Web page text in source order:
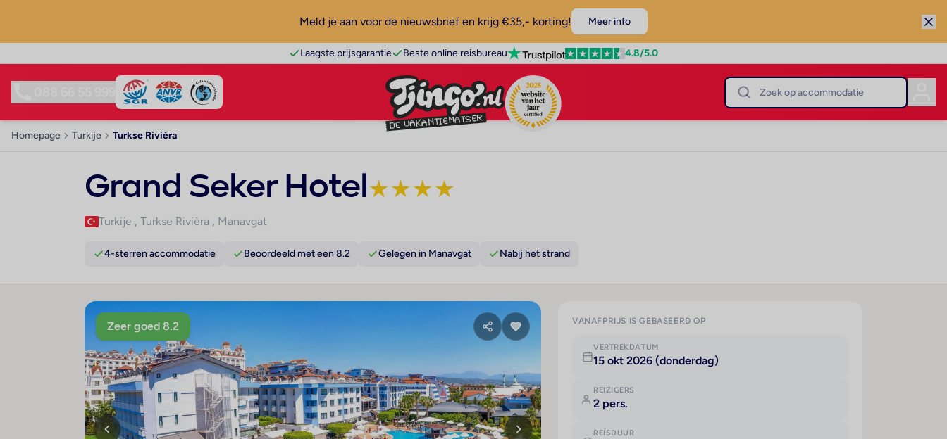
Meld je aan voor de nieuwsbrief en krijg €35,- korting! Meer info
Laagste prijsgarantie Beste online reisbureau 4.8/5.0
Homepage Turkije Turkse Rivièra
Grand Seker Hotel★★★★
Turkije , Turkse Rivièra , Manavgat
4-sterren accommodatie Beoordeeld met een 8.2 Gelegen in Manavgat Nabij het strand
Zeer goed 8.2 VANAFPRIJS IS GEBASEERD OP
VERTREKDATUM
15 okt 2026 (donderdag)
REIZIGERS
2 pers.
REISDUUR